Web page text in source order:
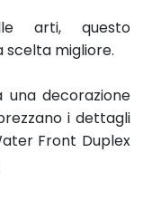
arti, questo
migliore.
una decorazione
i dettagli
Front Duplex